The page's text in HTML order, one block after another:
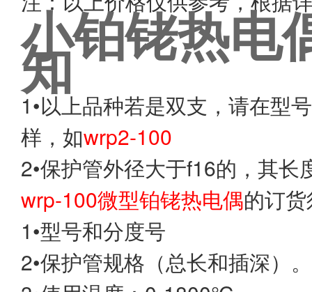
小铂铑热电
知
1•以上品种若是双支，请在型
样，如wrp2-100
2•保护管外径大于f16的，其长
wrp-100微型铂铑热电偶的订
1•型号和分度号
2•保护管规格（总长和插深）。